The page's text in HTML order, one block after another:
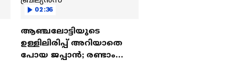
02:36
ആഞ്ചലോട്ടിയുടെ
ഉള്ളിലിരിപ്പ് അറിയാതെ
പോയ ജപ്പാൻ; രണ്ടാം